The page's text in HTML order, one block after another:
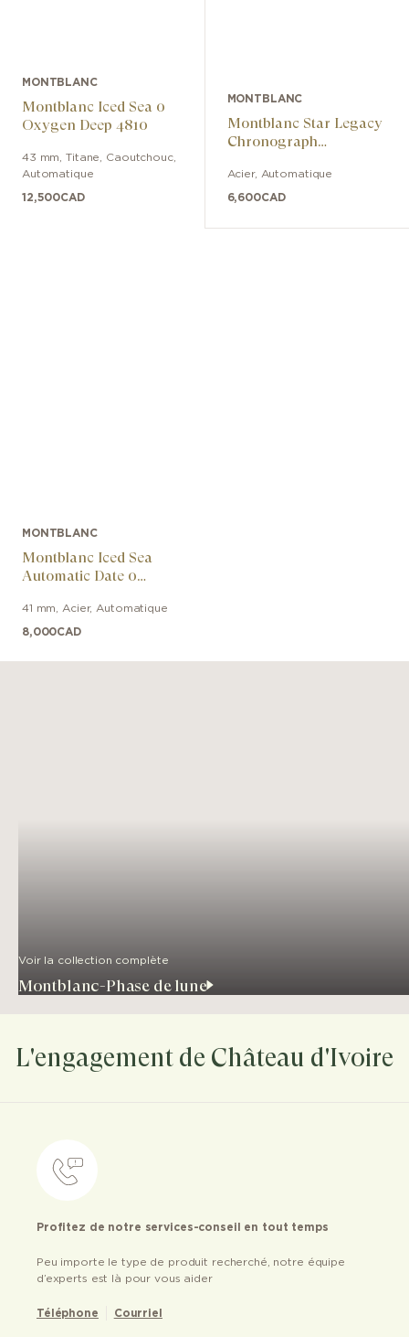
MONTBLANC
Montblanc Iced Sea 0
Oxygen Deep 4810
43 mm ,Titane Caoutchouc,
Automatique
12,500CAD
MONTBLANC
Montblanc Star Legacy
Chronograph
Edition - 800 pièces
Acier, Automatique
6,600CAD
MONTBLANC
Montblanc Iced Sea
Automatic Date 0
- 700 Pieces
41 mm Acier, Automatique
8,000CAD
Voir la collection complète
Montblanc-Phase de lune
L'engagement de Château d'Ivoire
Profitez de notre services-conseil en tout temps
Peu importe le type de produit recherché, notre équipe
d’experts est là pour vous aider
Téléphone Courriel